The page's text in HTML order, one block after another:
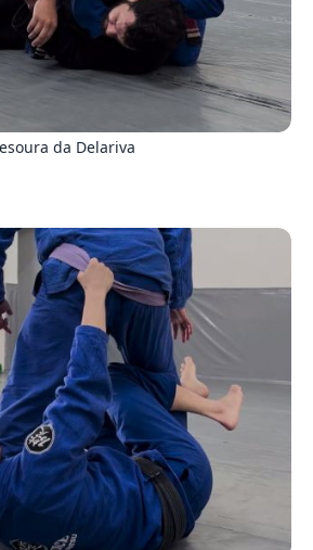
da Delariva